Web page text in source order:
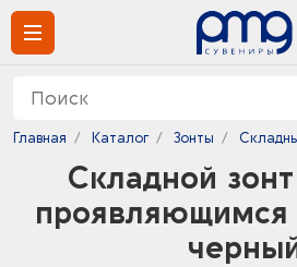
Главная Каталог Зонты
Складной
проявляющимся